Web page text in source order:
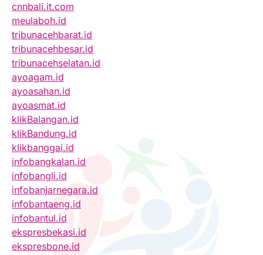
cnnbali.it.com
meulaboh.id
tribunacehbarat.id
tribunacehbesar.id
tribunacehselatan.id
ayoagam.id
ayoasahan.id
ayoasmat.id
klikBalangan.id
klikBandung.id
klikbanggai.id
infobangkalan.id
infobangli.id
infobanjarnegara.id
infobantaeng.id
infobantul.id
ekspresbekasi.id
ekspresbone.id